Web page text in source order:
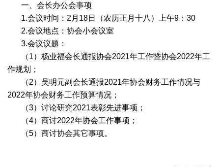
一、会长办公会事项
1.会议时间：2月18日（农历正月十八）上午9：30
2.会议地点：协会小会议室
3.会议议题：
（1）杨业福会长通报协会2021年工作暨协会2022年工
作规划；
（2）吴明元副会长通报2021年协会财务工作情况与
2022年协会财务工作预算情况；
（3）讨论研究2021表彰先进事项；
（4）商讨2022年协会工作事项；
（5）商讨协会其它事项。